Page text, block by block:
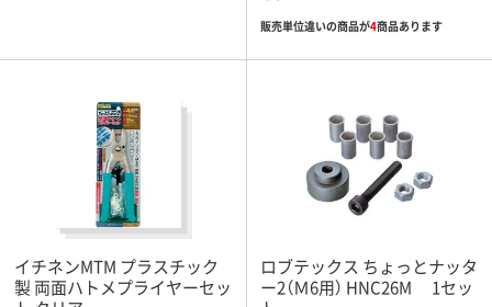
販売単位違いの商品が4商品あります
イチネンMTM プラスチック
製 両面ハトメプライヤーセッ
ロブテックス ちょっとナッタ
ー2（Ｍ6用） HNC26M 1セッ